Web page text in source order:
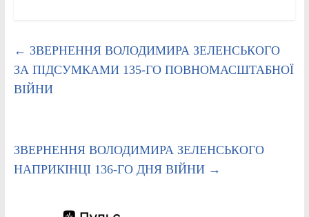
← ЗВЕРНЕННЯ ВОЛОДИМИРА ЗЕЛЕНСЬКОГО
ЗА ПІДСУМКАМИ 135-ГО ПОВНОМАСШТАБНОЇ
ВІЙНИ
ЗВЕРНЕННЯ ВОЛОДИМИРА ЗЕЛЕНСЬКОГО
НАПРИКІНЦІ 136-ГО ДНЯ ВІЙНИ →